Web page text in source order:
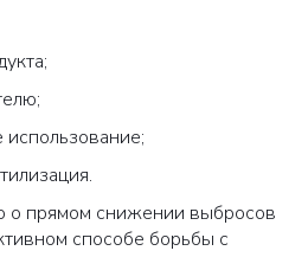
о прямом снижении выбросов
способе борьбы с